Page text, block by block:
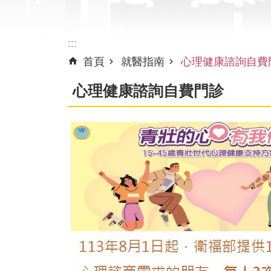
:::
首頁
就醫指南 心理健康諮詢自費
心理健康諮詢自費門診